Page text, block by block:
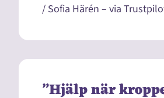
/ Sofia Härén – via
”Hjälp när